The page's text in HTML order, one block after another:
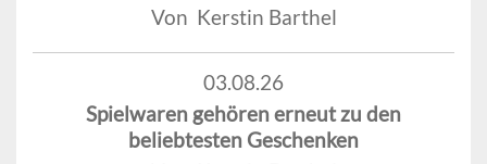
Von Kerstin Barthel
03.08.26
Spielwaren gehören erneut zu den
beliebtesten Geschenken